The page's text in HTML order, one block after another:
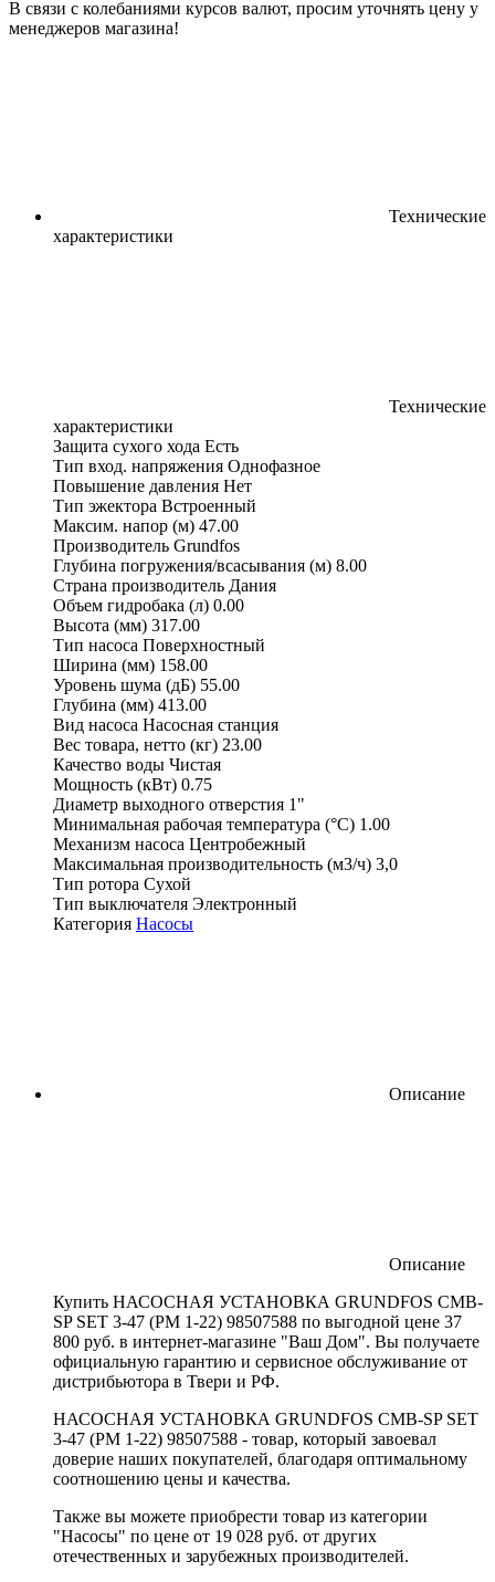
В связи с колебаниями курсов валют, просим уточнять цену у
менеджеров магазина!
Технические
характеристики
Технические
характеристики
Защита сухого хода Есть
Тип вход. напряжения Однофазное
Повышение давления Нет
Тип эжектора Встроенный
Максим. напор (м) 47.00
Производитель Grundfos
Глубина погружения/всасывания (м) 8.00
Страна производитель Дания
Объем гидробака (л) 0.00
Высота (мм) 317.00
Тип насоса Поверхностный
Ширина (мм) 158.00
Уровень шума (дБ) 55.00
Глубина (мм) 413.00
Вид насоса Насосная станция
Вес товара, нетто (кг) 23.00
Качество воды Чистая
Мощность (кВт) 0.75
Диаметр выходного отверстия 1"
Минимальная рабочая температура (°С) 1.00
Механизм насоса Центробежный
Максимальная производительность (м3/ч) 3,0
Тип ротора Сухой
Тип выключателя Электронный
Категория Насосы
Описание
Описание
Купить НАСОСНАЯ УСТАНОВКА GRUNDFOS CMB-
SP SET 3-47 (PM 1-22) 98507588 по выгодной цене 37
800 руб. в интернет-магазине "Ваш Дом". Вы получаете
официальную гарантию и сервисное обслуживание от
дистрибьютора в Твери и РФ.
НАСОСНАЯ УСТАНОВКА GRUNDFOS CMB-SP SET
3-47 (PM 1-22) 98507588 - товар, который завоевал
доверие наших покупателей, благодаря оптимальному
соотношению цены и качества.
Также вы можете приобрести товар из категории
"Насосы" по цене от 19 028 руб. от других
отечественных и зарубежных производителей.